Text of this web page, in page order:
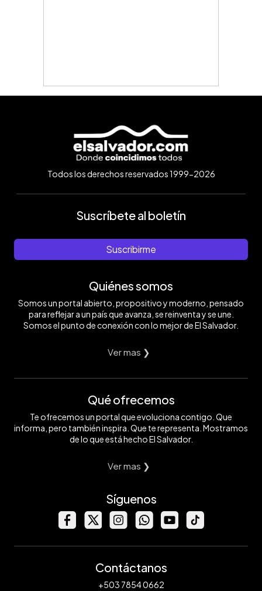
Todos los derechos reservados 1999-2026
Suscríbete al boletín
Suscribirme
Quiénes somos
Somos un portal abierto, propositivo y moderno, pensado
para reflejar a un país que avanza, se reinventa y se une.
Somos el punto de conexión con lo mejor de El Salvador.
Ver mas ❯
Qué ofrecemos
Te ofrecemos un portal que evoluciona contigo. Que
informa, pero también inspira. Que te representa. Mostramos
de lo que está hecho El Salvador.
Ver mas ❯
Síguenos
Contáctanos
+503 7854 0662